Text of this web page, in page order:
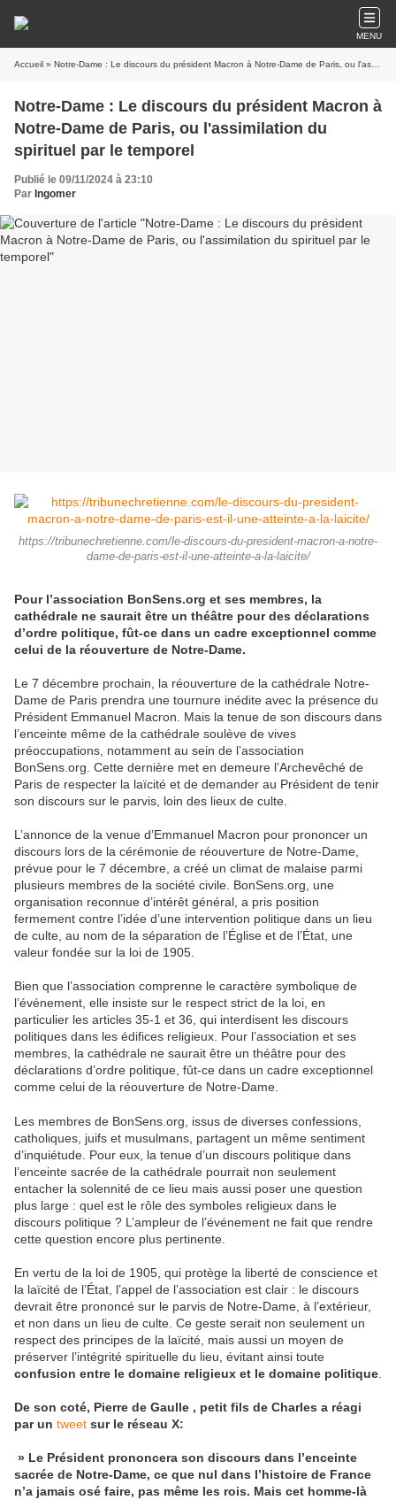
MENU
Accueil » Notre-Dame : Le discours du président Macron à Notre-Dame de Paris, ou l'assimilation du spirituel par le temporel
Notre-Dame : Le discours du président Macron à
Notre-Dame de Paris, ou l'assimilation du
spirituel par le temporel
Publié le 09/11/2024 à 23:10
Par Ingomer
https://tribunechretienne.com/le-discours-du-president-macron-a-notre-
dame-de-paris-est-il-une-atteinte-a-la-laicite/
Pour l’association BonSens.org et ses membres, la
cathédrale ne saurait être un théâtre pour des déclarations
d’ordre politique, fût-ce dans un cadre exceptionnel comme
celui de la réouverture de Notre-Dame.
Le 7 décembre prochain, la réouverture de la cathédrale Notre-
Dame de Paris prendra une tournure inédite avec la présence du
Président Emmanuel Macron. Mais la tenue de son discours dans
l’enceinte même de la cathédrale soulève de vives
préoccupations, notamment au sein de l’association
BonSens.org. Cette dernière met en demeure l’Archevêché de
Paris de respecter la laïcité et de demander au Président de tenir
son discours sur le parvis, loin des lieux de culte.
L’annonce de la venue d’Emmanuel Macron pour prononcer un
discours lors de la cérémonie de réouverture de Notre-Dame,
prévue pour le 7 décembre, a créé un climat de malaise parmi
plusieurs membres de la société civile. BonSens.org, une
organisation reconnue d’intérêt général, a pris position
fermement contre l’idée d’une intervention politique dans un lieu
de culte, au nom de la séparation de l’Église et de l’État, une
valeur fondée sur la loi de 1905.
Bien que l’association comprenne le caractère symbolique de
l’événement, elle insiste sur le respect strict de la loi, en
particulier les articles 35-1 et 36, qui interdisent les discours
politiques dans les édifices religieux. Pour l’association et ses
membres, la cathédrale ne saurait être un théâtre pour des
déclarations d’ordre politique, fût-ce dans un cadre exceptionnel
comme celui de la réouverture de Notre-Dame.
Les membres de BonSens.org, issus de diverses confessions,
catholiques, juifs et musulmans, partagent un même sentiment
d’inquiétude. Pour eux, la tenue d’un discours politique dans
l’enceinte sacrée de la cathédrale pourrait non seulement
entacher la solennité de ce lieu mais aussi poser une question
plus large : quel est le rôle des symboles religieux dans le
discours politique ? L’ampleur de l’événement ne fait que rendre
cette question encore plus pertinente.
En vertu de la loi de 1905, qui protège la liberté de conscience et
la laïcité de l’État, l’appel de l’association est clair : le discours
devrait être prononcé sur le parvis de Notre-Dame, à l’extérieur,
et non dans un lieu de culte. Ce geste serait non seulement un
respect des principes de la laïcité, mais aussi un moyen de
préserver l’intégrité spirituelle du lieu, évitant ainsi toute
confusion entre le domaine religieux et le domaine politique
De son coté, Pierre de Gaulle , petit fils de Charles a réagi
par un tweet sur le réseau X:
» Le Président prononcera son discours dans l’enceinte
sacrée de Notre-Dame, ce que nul dans l’histoire de France
n’a jamais osé faire, pas même les rois. Mais cet homme-là